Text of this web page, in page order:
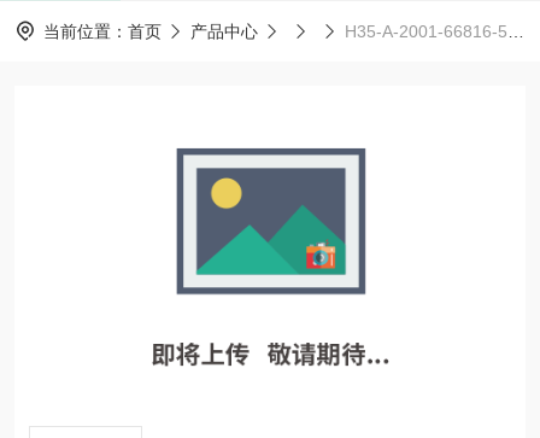
当前位置： 首页 产品中心 H35-A-2001-66816-53-瑞士 多派克隔膜阀DOPAGH35-A-2001-66816-53-A